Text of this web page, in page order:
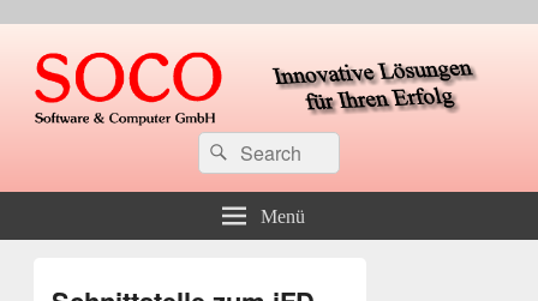
soco Software & Computer GmbH
Suche
nach:
Suchen
Menü